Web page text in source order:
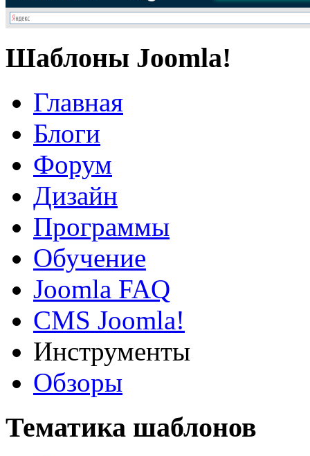
Шаблоны Joomla!
Главная
Блоги
Форум
Дизайн
Программы
Обучение
Joomla FAQ
CMS Joomla!
Инструменты
Обзоры
Тематика шаблонов